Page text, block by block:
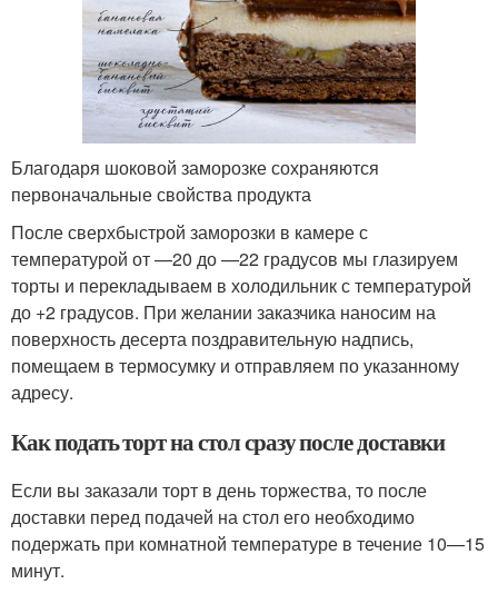
Благодаря шоковой заморозке сохраняются
первоначальные свойства продукта
После сверхбыстрой заморозки в камере с
температурой от —20 до —22 градусов мы глазируем
торты и перекладываем в холодильник с температурой
до +2 градусов. При желании заказчика наносим на
поверхность десерта поздравительную надпись,
помещаем в термосумку и отправляем по указанному
адресу.
Как подать торт на стол сразу после доставки
Если вы заказали торт в день торжества, то после
доставки перед подачей на стол его необходимо
подержать при комнатной температуре в течение 10—15
минут.